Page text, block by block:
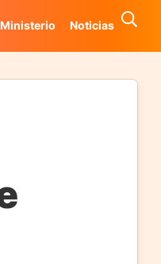
Ministerio Noticias